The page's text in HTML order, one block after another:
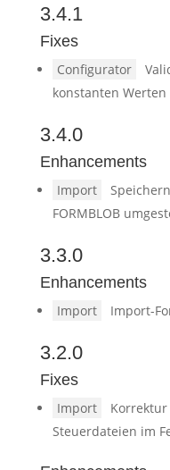
3.4.1
Fixes
Configurator
konstanten
3.4.0
Enhancements
Import
FORMBLOB
3.3.0
Enhancements
Import Import-
3.2.0
Fixes
Import
Steuerdateien im